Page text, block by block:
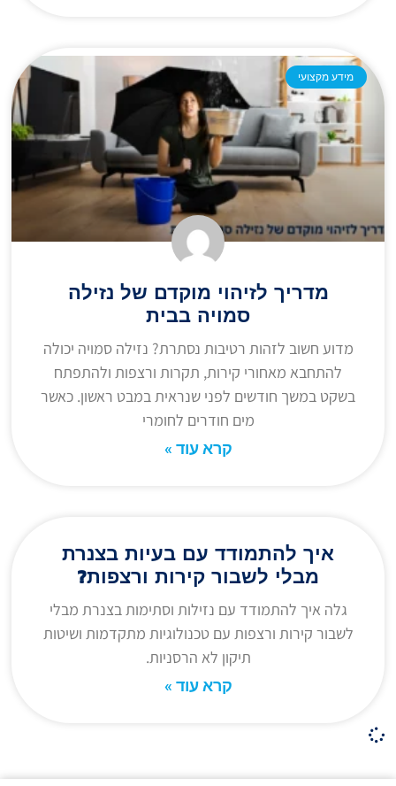
מידע מקצועי
מדריך לזיהוי מוקדם של נזילה
סמויה בבית
מדוע חשוב לזהות רטיבות נסתרת? נזילה סמויה יכולה
להתחבא מאחורי קירות, תקרות ורצפות ולהתפתח
בשקט במשך חודשים לפני שנראית במבט ראשון. כאשר
מים חודרים לחומרי
קרא עוד »
איך להתמודד עם בעיות בצנרת
מבלי לשבור קירות ורצפות?
גלה איך להתמודד עם נזילות וסתימות בצנרת מבלי
לשבור קירות ורצפות עם טכנולוגיות מתקדמות ושיטות
תיקון לא הרסניות.
קרא עוד »